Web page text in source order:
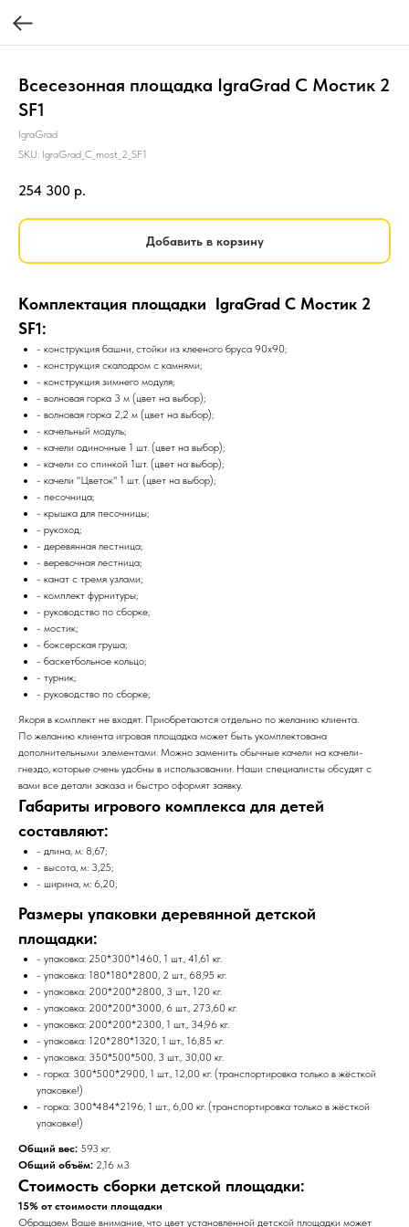
Всесезонная площадка IgraGrad С Мостик 2
SF1
IgraGrad
SKU: IgraGrad_C_most_2_SF1
254 300 р.
Добавить в корзину
Комплектация площадки IgraGrad С Мостик 2
SF1:
- конструкция башни, стойки из клееного бруса 90х90;
- конструкция скалодром с камнями;
- конструкция зимнего модуля;
- волновая горка 3 м (цвет на выбор);
- волновая горка 2,2 м (цвет на выбор);
- качельный модуль;
- качели одиночные 1 шт. (цвет на выбор);
- качели со спинкой 1шт. (цвет на выбор);
- качели "Цветок" 1 шт. (цвет на выбор);
- песочница;
- крышка для песочницы;
- рукоход;
- деревянная лестница;
- веревочная лестница;
- канат с тремя узлами;
- комплект фурнитуры;
- руководство по сборке;
- мостик;
- боксерская груша;
- баскетбольное кольцо;
- турник;
- руководство по сборке;
Якоря в комплект не входят. Приобретаются отдельно по желанию клиента.
По желанию клиента игровая площадка может быть укомплектована
дополнительными элементами. Можно заменить обычные качели на качели-
гнездо, которые очень удобны в использовании. Наши специалисты обсудят с
вами все детали заказа и быстро оформят заявку.
Габариты игрового комплекса для детей
составляют:
- длина, м: 8,67;
- высота, м: 3,25;
- ширина, м: 6,20;
Размеры упаковки деревянной детской
площадки:
- упаковка: 250*300*1460, 1 шт., 41,61 кг.
- упаковка: 180*180*2800, 2 шт., 68,95 кг.
- упаковка: 200*200*2800, 3 шт., 120 кг.
- упаковка: 200*200*3000, 6 шт., 273,60 кг.
- упаковка: 200*200*2300, 1 шт., 34,96 кг.
- упаковка: 120*280*1320, 1 шт., 16,85 кг.
- упаковка: 350*500*500, 3 шт., 30,00 кг.
- горка: 300*500*2900, 1 шт., 12,00 кг. (транспортировка только в жёсткой
упаковке!)
- горка: 300*484*2196, 1 шт., 6,00 кг. (транспортировка только в жёсткой
упаковке!)
Общий вес: 593 кг.
Общий объём: 2,16 м3
Стоимость сборки детской площадки:
15% от стоимости площадки
Обращаем Ваше внимание, что цвет установленной детской площадки может